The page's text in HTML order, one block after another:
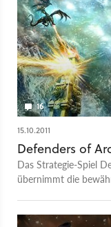
16
15.10.2011
Defenders of
Das Strategie-Spiel
übernimmt die
zurückschlagen!